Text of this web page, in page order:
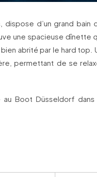
d’un grand bain
une spacieuse dînette
abrité par le hard top.
permettant de se
Boot Düsseldorf dans